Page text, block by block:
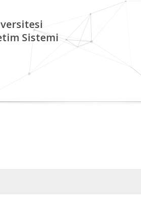
Sistemi